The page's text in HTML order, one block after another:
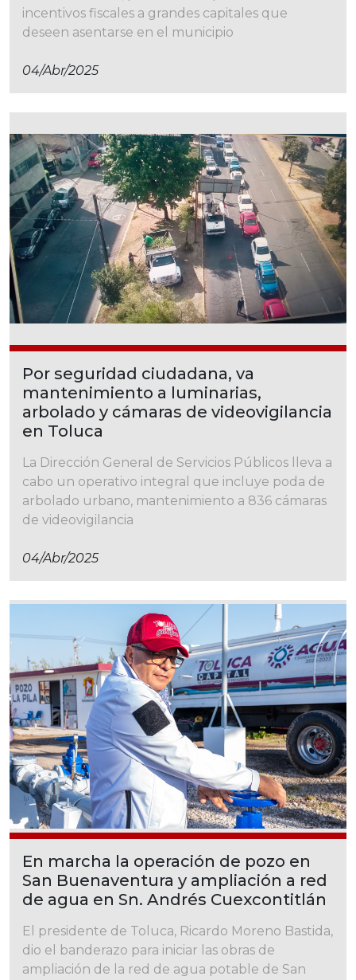
incentivos fiscales a grandes capitales que
deseen asentarse en el municipio
04/abr/2025
Por seguridad ciudadana, va
mantenimiento a luminarias,
arbolado y cámaras de videovigilancia
en Toluca
La Dirección General de Servicios Públicos lleva a
cabo un operativo integral que incluye poda de
arbolado urbano, mantenimiento a 836 cámaras
de videovigilancia
04/abr/2025
En marcha la operación de pozo en
San Buenaventura y ampliación a red
de agua en Sn. Andrés Cuexcontitlán
El presidente de Toluca, Ricardo Moreno Bastida,
dio el banderazo para iniciar las obras de
ampliación de la red de agua potable de San